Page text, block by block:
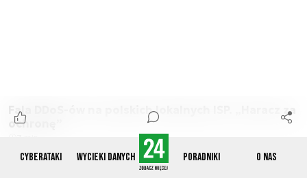
Cyberataki Wycieki danych Poradniki O nas
Fala DDoS-ów na polskich lokalnych ISP. „Haracz za
ochronę”